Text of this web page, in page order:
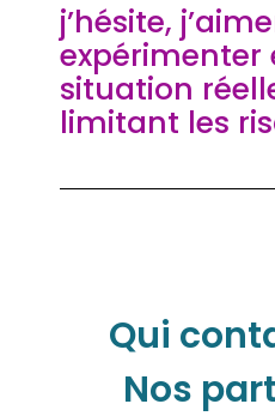
j’hésite,
expérimenter
situation
limitant les
Qui
Nos